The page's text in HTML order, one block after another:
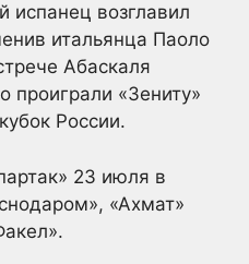
испанец возглавил
итальянца Паоло
Абаскаля
проиграли «Зениту»
России.
23 июля в
«Ахмат»